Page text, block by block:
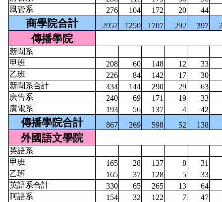
風管系
276 104 172 20 44
商學院合計 2957 1250 1707 292 397
傳播學院
新聞系
甲班
208 60 148 12
33
乙班
226 84 142 17
30
新聞系合計
434 144 290 29
63
廣告系
240 69 171 19
33
廣電系
193 56 137 4 42
傳播學院合計 867 269 598 52 138
外國語文學院
英語系
甲班
165 28 137 8
31
乙班
165 37 128 5
33
英語系合計
330 65 265 13
64
阿語系
154 32 122 7
47